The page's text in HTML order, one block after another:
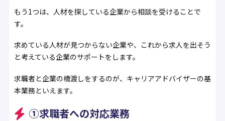
もう1つは、人材を探している企業から相談を受けることで
す。
求めている人材が見つからない企業や、これから求人を出そう
と考えている企業のサポートをします。
求職者と企業の橋渡しをするのが、キャリアアドバイザーの基
本業務といえます。
①求職者への対応業務